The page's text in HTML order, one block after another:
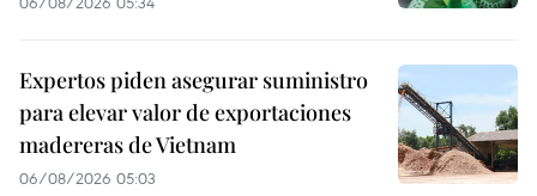
Expertos piden asegurar suministro
para elevar valor de exportaciones
madereras de Vietnam
06/08/2026 05:03